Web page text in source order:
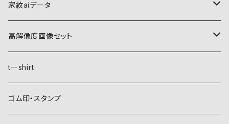
家紋aiデータ
自然紋
稲妻
霞
植物紋
葵
動物紋
高解像度画像セット
自然紋
稲妻
植物紋
tーshirt
ゴム印・スタンプ